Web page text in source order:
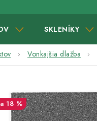
SKLENÍKY
Vonkajšia dlažba
18 %